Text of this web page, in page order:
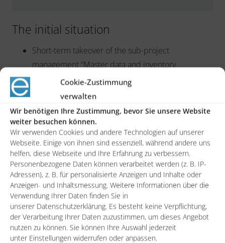
Cookie-Zustimmung
verwalten
Wir benötigen Ihre Zustimmung, bevor Sie unsere Website
weiter besuchen können.
Wir verwenden Cookies und andere Technologien auf unserer
Webseite. Einige von ihnen sind essenziell, während andere uns
helfen, diese Webseite und Ihre Erfahrung zu verbessern.
Personenbezogene Daten können verarbeitet werden (z. B. IP-
Adressen), z. B. für personalisierte Anzeigen und Inhalte oder
Anzeigen- und Inhaltsmessung. Weitere Informationen über die
Verwendung Ihrer Daten finden Sie in
unserer Datenschutzerklärung. Es besteht keine Verpflichtung,
der Verarbeitung Ihrer Daten zuzustimmen, um dieses Angebot
nutzen zu können. Sie können Ihre Auswahl jederzeit
unter Einstellungen widerrufen oder anpassen.
The initial situation
Short-term takeover of the sub-project
management “Master data and inventory
migration”.
Unclear master data quality in pre- and legacy
systems
The solution
Subproject management master data migration
Preparation and error correction of the migration
source data
Coordination of data initiation by means of
continuous completeness analyses